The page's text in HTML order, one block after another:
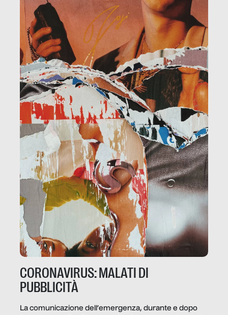
CORONAVIRUS: MALATI DI
PUBBLICITÀ
La comunicazione dell’emergenza, durante e dopo